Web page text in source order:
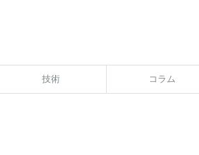
技術 コラム